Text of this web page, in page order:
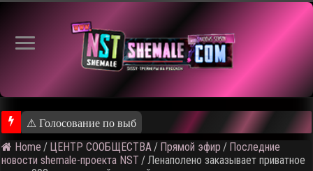
⚠ Голосование по выбору темы следующего общедо
Home / ЦЕНТР СООБЩЕСТВА / Прямой эфир / Последние
новости shemale-проекта NST / Ленаполено заказывает приватное